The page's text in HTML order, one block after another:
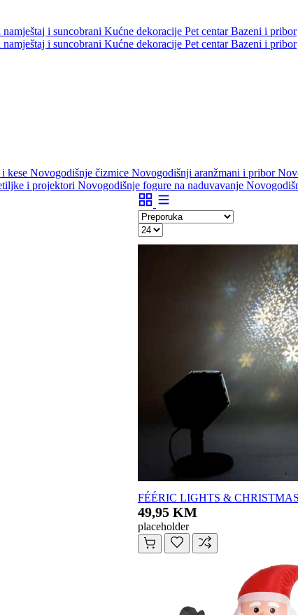
i suncobrani Kućne dekoracije Pet centarBazeni i pribor
i suncobrani Kućne dekoracije Pet centarBazeni i pribor
kese Novogodišnje čizmice Novogodišnji aranžmani i pribor
i projektori Novogodišnje fogure na naduvavanje
FÉÉRIC LIGHTS & CHRISTMAS
49,95 KM
placeholder